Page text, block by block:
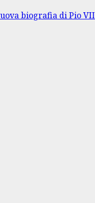
biografia di Pio VII